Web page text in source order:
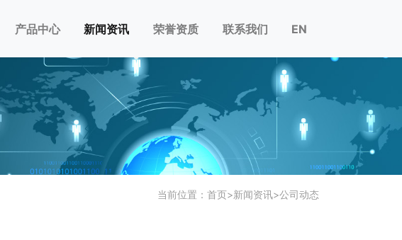
产品中心 新闻资讯 荣誉资质 联系我们 EN
当前位置： 首页>新闻资讯>公司动态